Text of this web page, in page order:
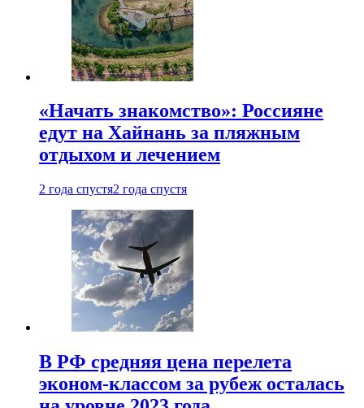
«Начать знакомство»: Россияне
едут на Хайнань за пляжным
отдыхом и лечением
2 года спустя2 года спустя
В РФ средняя цена перелета
эконом-классом за рубеж осталась